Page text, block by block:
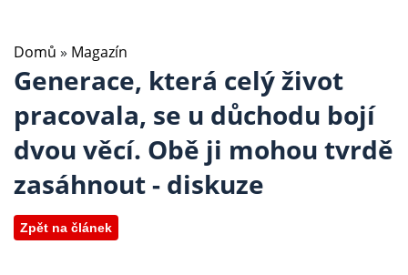
Domů » Magazín
Generace, která celý život
pracovala, se u důchodu bojí
dvou věcí. Obě ji mohou tvrdě
zasáhnout - diskuze
Zpět na článek